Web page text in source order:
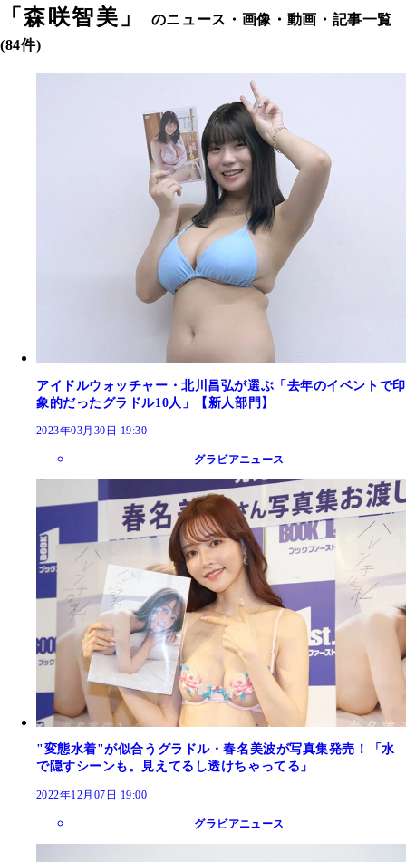
「森咲智美 」
のニュース・画像・動画・記事一覧
(84件)
アイドルウォッチャー・北川昌弘が選ぶ「去年のイベントで印
象的だったグラドル10人」【新人部門】
2023年03月30日 19:30
グラビアニュース
"変態水着"が似合うグラドル・春名美波が写真集発売！「水
で隠すシーンも。見えてるし透けちゃってる」
2022年12月07日 19:00
グラビアニュース